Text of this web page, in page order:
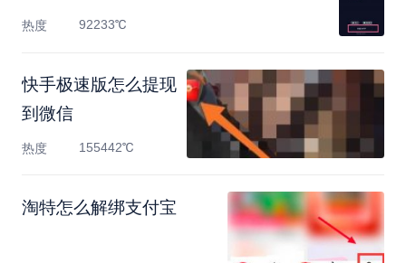
热度 92233℃
快手极速版怎么提现
到微信
热度 155442℃
淘特怎么解绑支付宝